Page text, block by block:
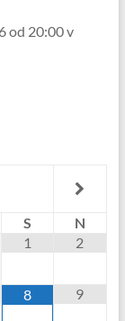
od 20:00 v
S
N
1
2
8 9